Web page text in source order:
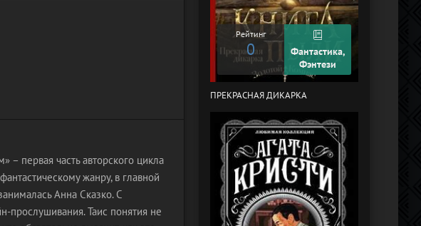
– первая часть авторского цикла
жанру, в главной
Анна Сказко. С
прослушивания. Таис понятия не
Рейтинг
0
Фантастика,
Фэнтези
ПРЕКРАСНАЯ ДИКАРКА